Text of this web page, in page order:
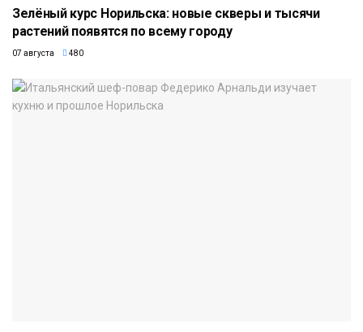
Зелёный курс Норильска: новые скверы и тысячи
растений появятся по всему городу
07 августа 480